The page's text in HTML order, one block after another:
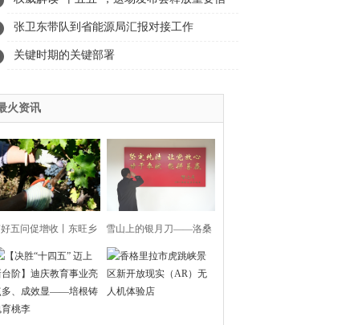
息
张卫东带队到省能源局汇报对接工作
关键时期的关键部署
火资讯
五问促增收丨东旺乡
产业铺就“甜蜜”增收路
雪山上的银月刀——洛桑